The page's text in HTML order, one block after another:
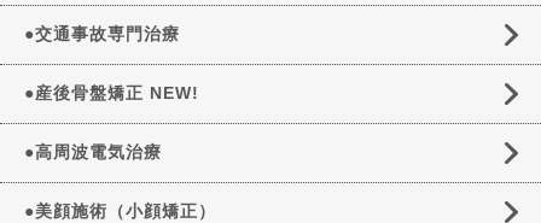
●交通事故専門治療
●産後骨盤矯正 NEW!
●高周波電気治療
●美顔施術（小顔矯正）